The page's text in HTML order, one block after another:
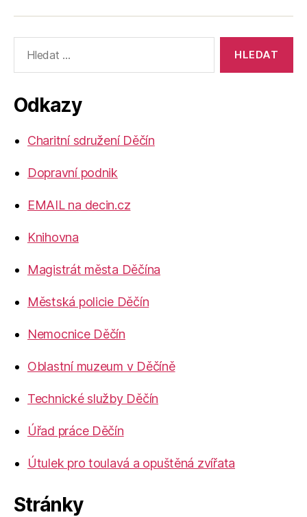
vyhledávání:
Odkazy
Charitní sdružení Děčín
Dopravní podnik
EMAIL na decin.cz
Knihovna
Magistrát města Děčína
Městská policie Děčín
Nemocnice Děčín
Oblastní muzeum v Děčíně
Technické služby Děčín
Úřad práce Děčín
Útulek pro toulavá a opuštěná zvířata
Stránky